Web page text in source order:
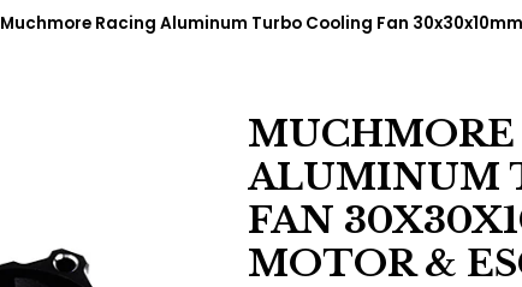
Muchmore Racing Aluminum Turbo Cooling Fan
ALUMINUM
FAN
MOTOR &